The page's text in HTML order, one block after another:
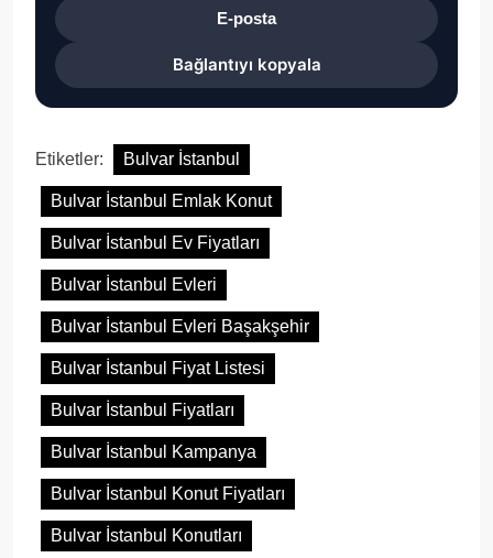
E-posta
Bağlantıyı kopyala
Etiketler: Bulvar İstanbul
Bulvar İstanbul Emlak Konut
Bulvar İstanbul Ev Fiyatları
Bulvar İstanbul Evleri
Bulvar İstanbul Evleri Başakşehir
Bulvar İstanbul Fiyat Listesi
Bulvar İstanbul Fiyatları
Bulvar İstanbul Kampanya
Bulvar İstanbul Konut Fiyatları
Bulvar İstanbul Konutları